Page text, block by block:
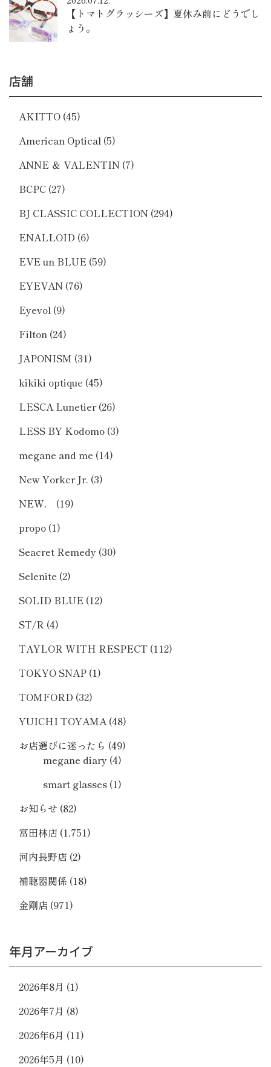
【トマトグラッシーズ】夏休み前にどうでし
ょう。
店舗
AKITTO (45)
American Optical (5)
ANNE ＆ VALENTIN (7)
BCPC (27)
BJ CLASSIC COLLECTION (294)
ENALLOID (6)
EVE un BLUE (59)
EYEVAN (76)
Eyevol (9)
Filton (24)
JAPONISM (31)
kikiki optique (45)
LESCA Lunetier(26)
LESS BY Kodomo (3)
megane and me (14)
New Yorker Jr. (3)
NEW．
(19)
propo (1)
Seacret Remedy (30)
Selenite (2)
SOLID BLUE (12)
ST/R (4)
TAYLOR WITH RESPECT (112)
TOKYO SNAP (1)
TOMFORD (32)
YUICHI TOYAMA (48)
お店選びに迷ったら (49)
megane diary (4)
smart glasses (1)
お知らせ (82)
富田林店 (1,751)
河内長野店 (2)
補聴器関係 (18)
金剛店 (971)
年月アーカイブ
2026年8月 (1)
2026年7月 (8)
2026年6月 (11)
2026年5月 (10)